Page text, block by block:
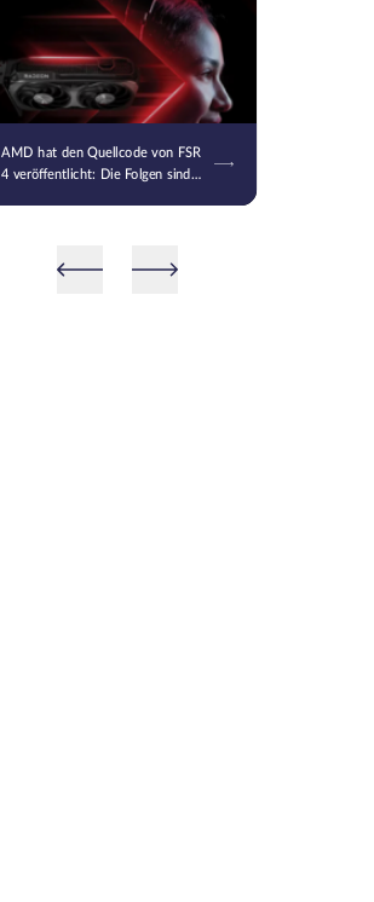
AMD hat den Quellcode von FSR
4 veröffentlicht: Die Folgen sind